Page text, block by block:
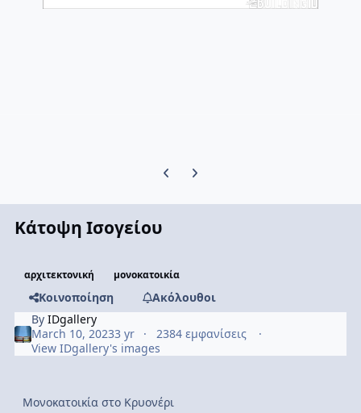
Previous carousel slide
Next carousel slide
Κάτοψη Ισογείου
αρχιτεκτονική μονοκατοικία
Κοινοποίηση
Ακόλουθοι
ByIDgallery
March 10, 20233 yr
2384 εμφανίσεις
View IDgallery's images
Μονοκατοικία στο Κρυονέρι